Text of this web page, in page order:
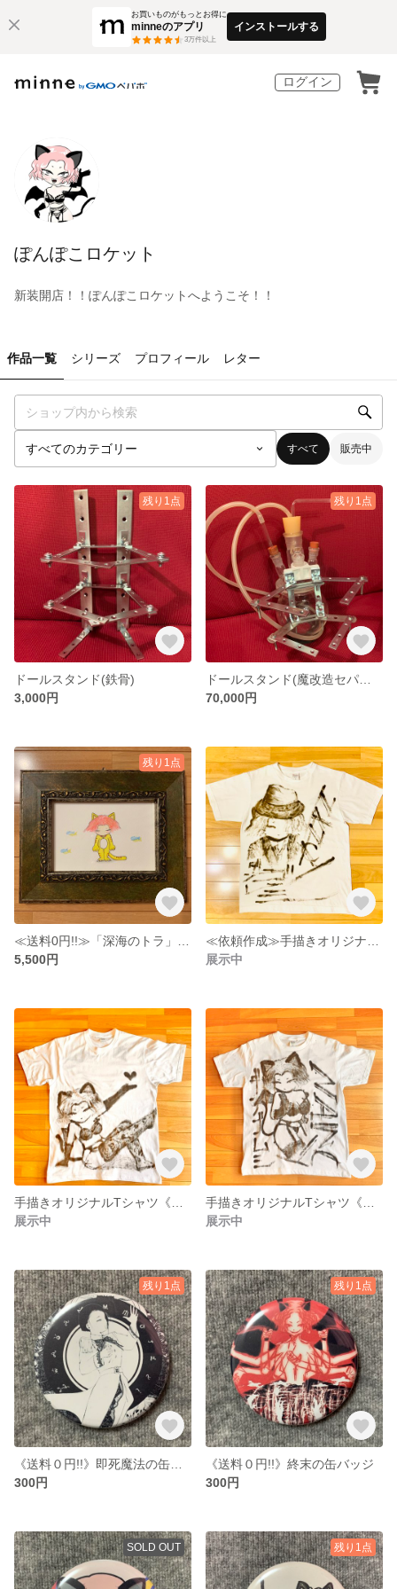
お買いものがもっとお得に
minneのアプリ
3万件以上
インストールする
ログイン
ぽんぽこロケット
新装開店！！ぽんぽこロケットへようこそ！！
作品一覧 シリーズ プロフィール レター
すべて 販売中
残り1点
ドールスタンド(鉄骨)
3,000円
残り1点
70,000円
残り1点
5,500円
展示中
展示中
展示中
残り1点
300円
残り1点
《送料０円!!》終末の缶バッジ
300円
SOLD OUT 残り1点